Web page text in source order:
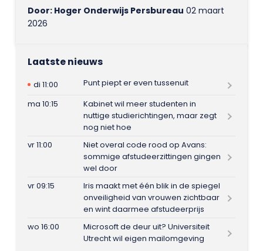
Door: Hoger Onderwijs Persbureau 02 maart
2026
Laatste nieuws
di 11:00
Punt piept er even tussenuit
ma 10:15
Kabinet wil meer studenten in
nuttige studierichtingen, maar zegt
nog niet hoe
vr 11:00
Niet overal code rood op Avans:
sommige afstudeerzittingen gingen
wel door
vr 09:15
Iris maakt met één blik in de spiegel
onveiligheid van vrouwen zichtbaar
en wint daarmee afstudeerprijs
wo 16:00
Microsoft de deur uit? Universiteit
Utrecht wil eigen mailomgeving